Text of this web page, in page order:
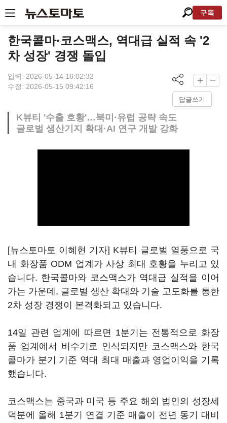
구독
한국콜마·코스맥스, 역대급 실적 속 '2
차 성장' 경쟁 돌입
입력: 2026-05-14 16:02:32
수정: 2026-05-15 09:42:16
답글쓰기
K뷰티 '수출 호황'…북미·유럽 공략 속도
글로벌 생산기지 확대·AI 연구 개발 강화
[뉴스토마토 이혜현 기자] K뷰티 글로벌 열풍으로 국
내 화장품 ODM 업계가 사상 최대 호황을 누리고 있
습니다. 한국콜마와 코스맥스가 역대급 실적을 이어
가는 가운데, 글로벌 생산 확대와 기술 고도화를 통한
2차 성장 경쟁이 본격화되고 있습니다.
14일 관련 업계에 따르면 1분기는 전통적으로 화장
품 업계에서 비수기로 인식되지만 코스맥스와 한국
콜마가 분기 기준 역대 최대 매출과 영업이익을 기록
했습니다.
코스맥스는 중국과 미국 등 주요 해외 법인의 성장세
덕분에 올해 1분기 연결 기준 매출이 전년 동기 대비